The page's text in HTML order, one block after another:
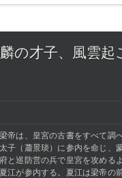
の才子、風雲
帝は、皇宮の古書をすべて調
子（蕭景琰）に参内を命じ、
と巡防営の兵で皇宮を攻める
江が参内する。夏江は梁帝の